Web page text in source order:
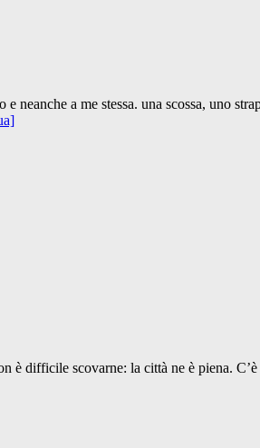
a me stessa. una scossa, uno
difficile scovarne: la città ne è piena.